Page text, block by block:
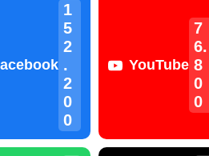
1
5
2
.
2
0
0
YouTube
7
6.
8
0
0